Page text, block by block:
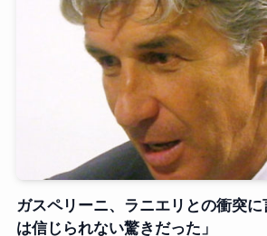
ガスペリーニ、ラニエリとの衝突
は信じられない驚きだった」